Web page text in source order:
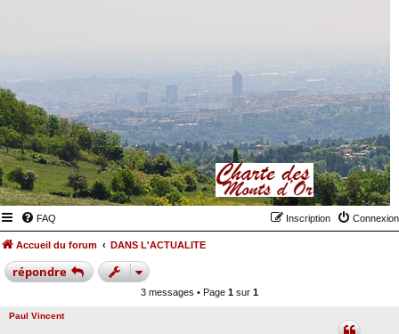
FAQ Connexion
Inscription
Accueil du forum DANS L'ACTUALITE
répondre
3 messages • Page 1 sur 1
Paul Vincent